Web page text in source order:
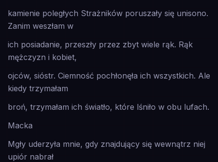
kamienie poległych Strażników poruszały się unisono.
Zanim weszłam w
ich posiadanie, przeszły przez zbyt wiele rąk. Rąk
mężczyzn i kobiet,
ojców, sióstr. Ciemność pochłonęła ich wszystkich. Ale
kiedy trzymałam
broń, trzymałam ich światło, które lśniło w obu lufach.
Macka
Mgły uderzyła mnie, gdy znajdujący się wewnątrz niej
upiór nabrał